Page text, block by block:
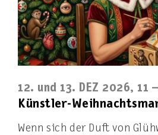
12. und 13. DEZ 2026, 11
Künstler-
Wenn sich der Duft von